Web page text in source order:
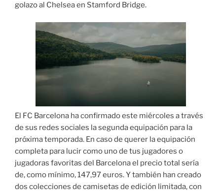
golazo al Chelsea en Stamford Bridge.
El FC Barcelona ha confirmado este miércoles a través
de sus redes sociales la segunda equipación para la
próxima temporada. En caso de querer la equipación
completa para lucir como uno de tus jugadores o
jugadoras favoritas del Barcelona el precio total sería
de, como mínimo, 147,97 euros. Y también han creado
dos colecciones de camisetas de edición limitada, con